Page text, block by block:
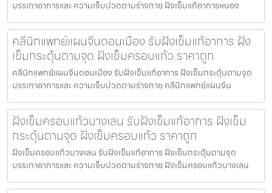
บรรเทาอาการและ ความเจ็บปวดตามร่างกาย ฝังเข็มแก้อาการหนอง
คลีนิกแพทย์แผนจีนดอนเมือง รับฝังเข็มแก้อาการ ฝัง
เข็มกระตุ้นตามจุด ฝังเข็มครอบแก้ว ราคาถูก
คลีนิกแพทย์แผนจีนดอนเมือง รับฝังเข็มแก้อาการ ฝังเข็มกระตุ้นตามจุด
บรรเทาอาการและ ความเจ็บปวดตามร่างกาย คลีนิกแพทย์แผนจีน
ฝังเข็มครอบแก้วบางเลน รับฝังเข็มแก้อาการ ฝังเข็ม
กระตุ้นตามจุด ฝังเข็มครอบแก้ว ราคาถูก
ฝังเข็มครอบแก้วบางเลน รับฝังเข็มแก้อาการ ฝังเข็มกระตุ้นตามจุด
บรรเทาอาการและ ความเจ็บปวดตามร่างกาย ฝังเข็มครอบแก้วบางเลน